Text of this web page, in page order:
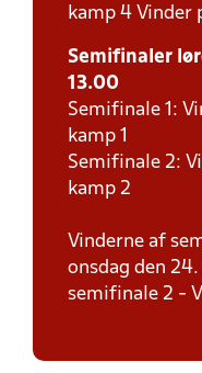
kamp 4 Vinder
Semifinaler
13.00
Semifinale 1:
kamp 1
Semifinale 2:
kamp 2
Vinderne af
onsdag den
semifinale 2 -